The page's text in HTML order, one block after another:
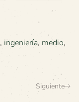
, ingeniería, medio,
Siguiente